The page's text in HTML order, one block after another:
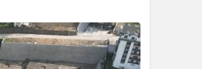
Gece Modu
Gece modunu seçin.